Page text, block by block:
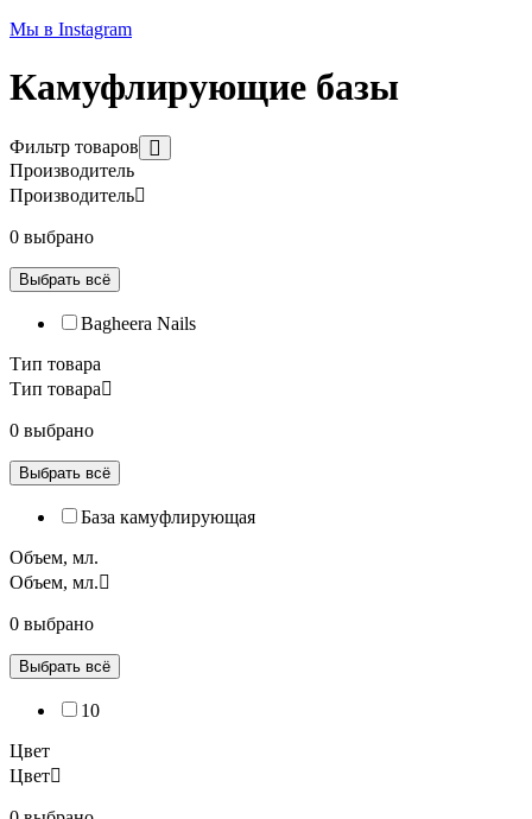
Мы в Instagram
Камуфлирующие базы
Фильтр товаров
Производитель
Производитель
0 выбрано
Выбрать всё
Bagheera Nails
Тип товара
Тип товара
0 выбрано
Выбрать всё
База камуфлирующая
Объем, мл.
Объем, мл.
0 выбрано
Выбрать всё
10
Цвет
Цвет